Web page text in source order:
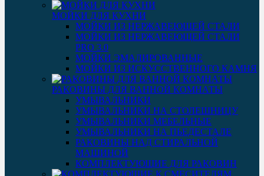
МОЙКИ ДЛЯ КУХНИ
МОЙКИ ИЗ НЕРЖАВЕЮЩЕЙ СТАЛИ
МОЙКИ ИЗ НЕРЖАВЕЮЩЕЙ СТАЛИ
PRO 3.0
МОЙКИ ЭМАЛИРОВАННЫЕ
МОЙКИ ИЗ ИСКУССТВЕННОГО КАМНЯ
РАКОВИНЫ ДЛЯ ВАННОЙ КОМНАТЫ
УМЫВАЛЬНИКИ
УМЫВАЛЬНИКИ НА СТОЛЕШНИЦУ
УМЫВАЛЬНИКИ МЕБЕЛЬНЫЕ
УМЫВАЛЬНИКИ НА ПЬЕДЕСТАЛЕ
РАКОВИНЫ НАД СТИРАЛЬНОЙ
МАШИНОЙ
КОМПЛЕКТУЮЩИЕ ДЛЯ РАКОВИН